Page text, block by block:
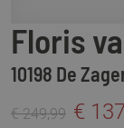
Floris
10198 De
€ 249,99 €